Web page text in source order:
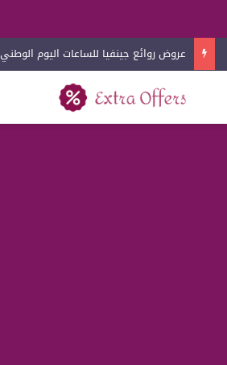
عروض روائع جينفيا للساعات اليوم الوطني 2026
بحث عن